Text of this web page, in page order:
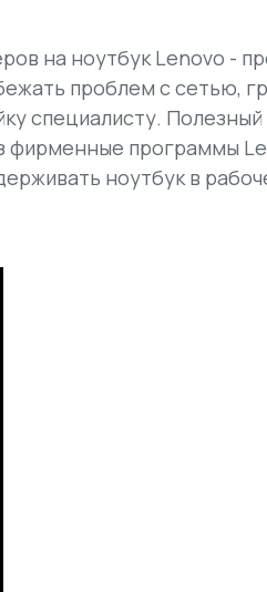
на ноутбук Lenovo -
проблем с сетью,
специалисту.
фирменные программы
ноутбук в